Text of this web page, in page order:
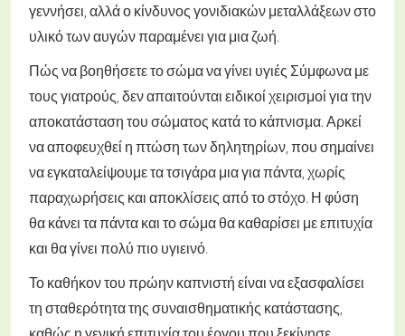
γεννήσει, αλλά ο κίνδυνος γονιδιακών μεταλλάξεων στο
υλικό των αυγών παραμένει για μια ζωή.
Πώς να βοηθήσετε το σώμα να γίνει υγιέςΣύμφωνα με
τους γιατρούς, δεν απαιτούνται ειδικοί χειρισμοί για την
αποκατάσταση του σώματος κατά το κάπνισμα. Αρκεί
να αποφευχθεί η πτώση των δηλητηρίων, που σημαίνει
να εγκαταλείψουμε τα τσιγάρα μια για πάντα, χωρίς
παραχωρήσεις και αποκλίσεις από το στόχο. Η φύση
θα κάνει τα πάντα και το σώμα θα καθαρίσει με επιτυχία
και θα γίνει πολύ πιο υγιεινό.
Το καθήκον του πρώην καπνιστή είναι να εξασφαλίσει
τη σταθερότητα της συναισθηματικής κατάστασης,